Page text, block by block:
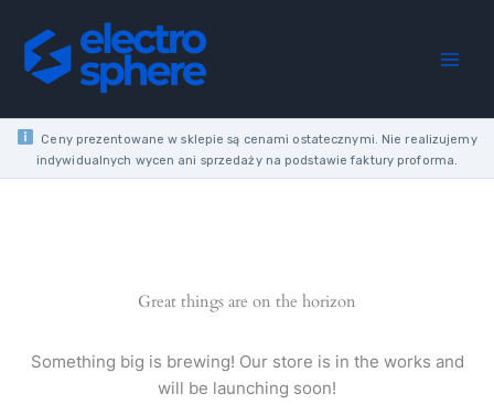
content
Ceny prezentowane w sklepie są cenami ostatecznymi. Nie realizujemy
indywidualnych wycen ani sprzedaży na podstawie faktury proforma.
Great things are on the horizon
Something big is brewing! Our store is in the works and
will be launching soon!